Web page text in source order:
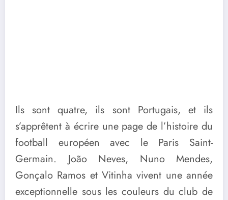
Ils sont quatre, ils sont Portugais, et ils
s’apprêtent à écrire une page de l’histoire du
football européen avec le Paris Saint-
Germain. João Neves, Nuno Mendes,
Gonçalo Ramos et Vitinha vivent une année
exceptionnelle sous les couleurs du club de